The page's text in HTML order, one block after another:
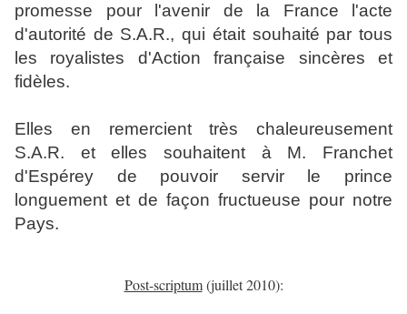
promesse pour l'avenir de la France l'acte
d'autorité de S.A.R., qui était souhaité par tous
les royalistes d'Action française sincères et
fidèles.
Elles en remercient très chaleureusement
S.A.R. et elles souhaitent à M. Franchet
d'Espérey de pouvoir servir le prince
longuement et de façon fructueuse pour notre
Pays.
Post-scriptum (juillet 2010):